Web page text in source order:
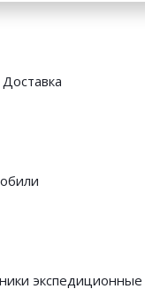
экспедиционные